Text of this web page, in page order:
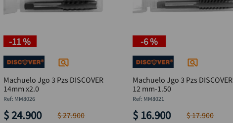
-11 %
Machuelo Jgo 3 Pzs DISCOVER
14mm x2.0
: MM8026
$ 24.900 $27.900
-6 %
Machuelo Jgo 3 Pzs DISCOVER
12 mm-1.50
: MM8021
$ 16.900 $17.900